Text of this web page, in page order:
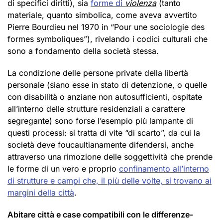
di specifici diritti), sia forme di violenza (tanto
materiale, quanto simbolica, come aveva avvertito
Pierre Bourdieu nel 1970 in “Pour une sociologie des
formes symboliques”), rivelando i codici culturali che
sono a fondamento della società stessa.
La condizione delle persone private della libertà
personale (siano esse in stato di detenzione, o quelle
con disabilità o anziane non autosufficienti, ospitate
all’interno delle strutture residenziali a carattere
segregante) sono forse l’esempio più lampante di
questi processi: si tratta di vite “di scarto”, da cui la
società deve foucaultianamente difendersi, anche
attraverso una rimozione delle soggettività che prende
le forme di un vero e proprio confinamento all’interno
di strutture e campi che, il più delle volte, si trovano ai
margini della città.
Abitare città e case compatibili con le differenze-